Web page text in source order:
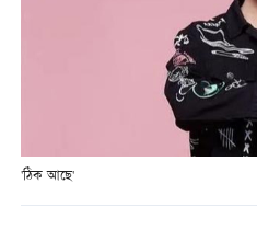
'ঠিক আছে'